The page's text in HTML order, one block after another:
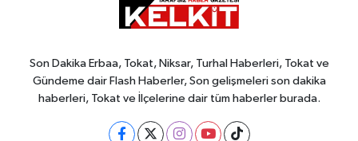
Son Dakika Erbaa, Tokat, Niksar, Turhal Haberleri, Tokat ve
Gündeme dair Flash Haberler, Son gelişmeleri son dakika
haberleri, Tokat ve İlçelerine dair tüm haberler burada.